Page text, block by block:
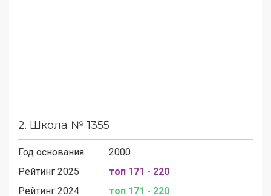
2. Школа № 1355
Год основания
2000
Рейтинг 2025
топ 171 - 220
Рейтинг 2024
топ 171 - 220